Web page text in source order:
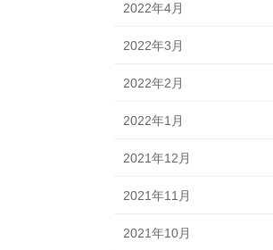
2022年4月
2022年3月
2022年2月
2022年1月
2021年12月
2021年11月
2021年10月